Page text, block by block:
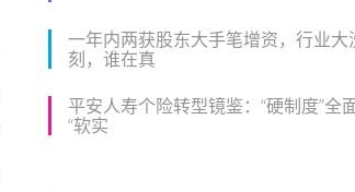
一年内两获股东大手笔增资，行业大
刻，谁在真
平安人寿个险转型镜鉴：“硬制度”全
“软实